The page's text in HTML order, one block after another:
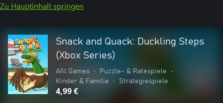
Zu Hauptinhalt springen
Snack and Quack: Duckling Steps
(Xbox Series)
Afil Games • Puzzle- & Ratespiele
•
Kinder & Familie
• Strategiespiele
4,99 €